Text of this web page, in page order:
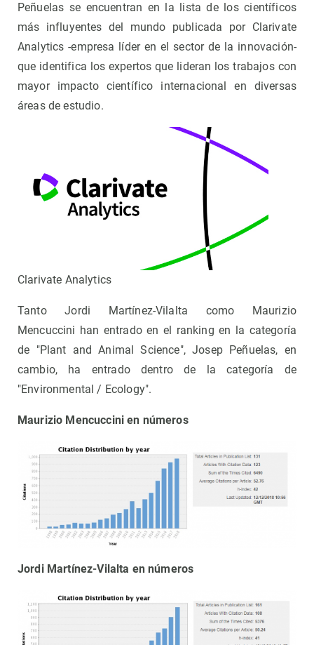
Peñuelas se encuentran en la lista de los científicos
más influyentes del mundo publicada por Clarivate
Analytics -empresa líder en el sector de la innovación-
que identifica los expertos que lideran los trabajos con
mayor impacto científico internacional en diversas
áreas de estudio.
Clarivate Analytics
Tanto Jordi Martínez-Vilalta como Maurizio
Mencuccini han entrado en el ranking en la categoría
de "Plant and Animal Science", Josep Peñuelas, en
cambio, ha entrado dentro de la categoría de
"Environmental / Ecology".
Maurizio Mencuccini en números
Jordi Martínez-Vilalta en números